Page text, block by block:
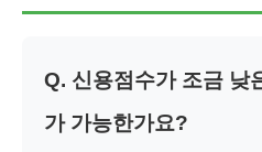
Q. 신용점수가 조금 낮
가 가능한가요?